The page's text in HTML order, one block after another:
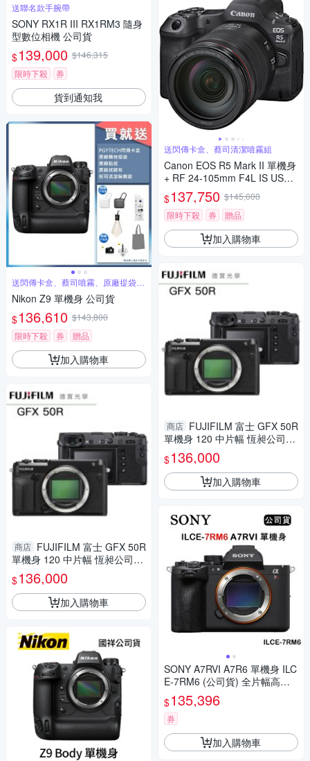
送聯名款手腕帶
SONY RX1R III RX1RM3 隨身
型數位相機 公司貨
$139,000 $146,315
限時下殺
券
貨到通知我
送閃傳卡盒、蔡司噴霧、原廠提袋、
原廠貼紙
Nikon Z9 單機身 公司貨
$136,610 $143,800
限時下殺
券 贈品
加入購物車
商店 FUJIFILM 富士 GFX 50R
單機身 120 中片幅 恆昶公司貨
旁軸造型 輕便小巧機身 防滴防
塵 德寶光學
$136,000
加入購物車
送閃傳卡盒、蔡司清潔噴霧組
Canon EOS R5 Mark II 單機身
+ RF 24-105mm F4L IS USM
變焦鏡組 公司貨
$137,750 $145,000
限時下殺
券 贈品
加入購物車
商店 FUJIFILM 富士 GFX 50R
單機身 120 中片幅 恆昶公司貨
旁軸造型 輕便小巧機身 防滴防
塵 德寶光學
$136,000
加入購物車
SONY A7RVI A7R6 單機身 ILC
E-7RM6 (公司貨) 全片幅高解
析度相機
$135,396
券
加入購物車